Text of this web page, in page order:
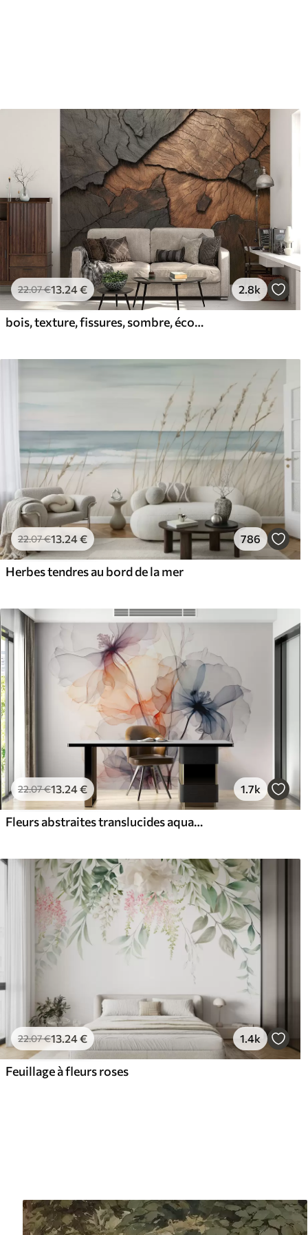
22.07€13 .24€ 2.8k
bois, texture, fissures, sombre, écorce, surface
22.07€13.24€ 786
Herbes tendres au bord de la mer
22.07€13 .24€ 1.7k
Fleurs abstraites translucides aquarelle liquide
22.07€13.24€ 1.4k
Feuillage à fleurs roses